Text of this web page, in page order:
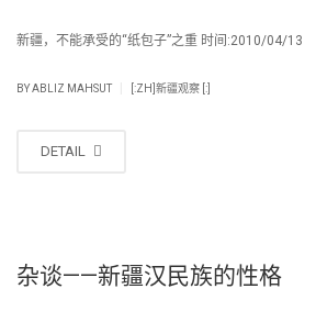
新疆，不能承受的“纸包子”之重 时间:2010/
BYABLIZ MAHSUT [:ZH]新疆观察 [:]
DETAIL
杂谈——新疆汉民族的性格